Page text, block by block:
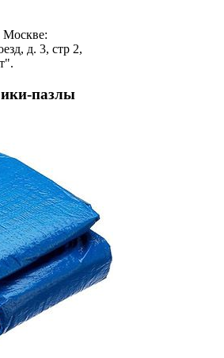
Москве:
д. 3, стр 2,
пазлы